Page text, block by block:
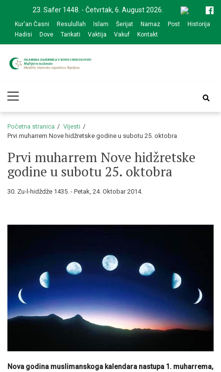
navigation
content
23. Safer 1448. - Četvrtak, 6. August 2026.
Kur'an Časni Resulullah Islam Šerijat Namaz Post
Historija
Hadisi
Dove Tarikati Vaktija Vakuf Kontakt
zajednice Bijeljina
Menu
Početna stranica
Vijesti
Prvi muharrem Nove hidžretske godine u subotu 25. oktobra
Prvi muharrem Nove hidžretske
godine u subotu 25. oktobra
30. Zu-l-hidždže 1435. - Petak, 24. Oktobar 2014.
Nova godina muslimanskoga kalendara nastupa 1. muharrema,